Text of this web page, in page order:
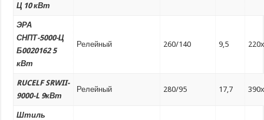
Ц 10 кВт
ЭРА
СНПТ-5000-Ц
Б0020162 5
кВт
Релейный 260/140 9,5
RUCELF SRWII-
9000-L 9кВт
Релейный 280/95 17,7
Штиль